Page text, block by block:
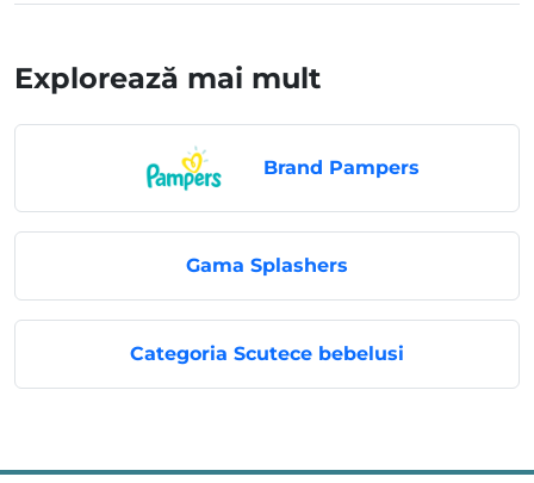
Explorează mai mult
Brand Pampers
Gama Splashers
Categoria Scutece bebelusi